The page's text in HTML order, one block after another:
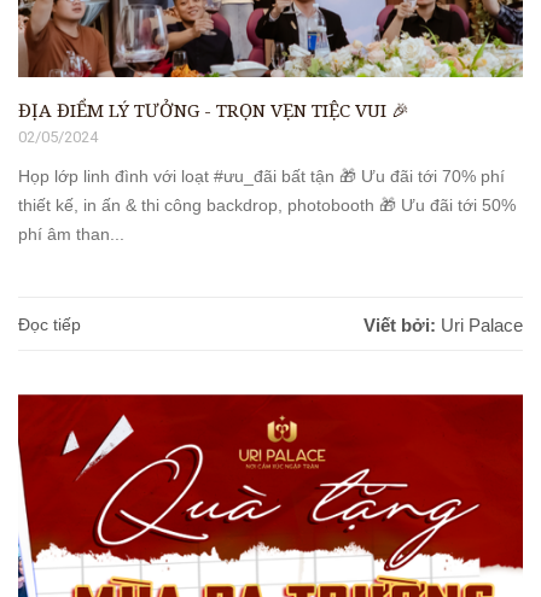
ĐỊA ĐIỂM LÝ TƯỞNG - TRỌN VẸN TIỆC VUI ️🎉
02/05/2024
Họp lớp linh đình với loạt #ưu_đãi bất tận 🎁 Ưu đãi tới 70% phí
thiết kế, in ấn & thi công backdrop, photobooth 🎁 Ưu đãi tới 50%
phí âm than...
Đọc tiếp Viết bởi: Uri Palace